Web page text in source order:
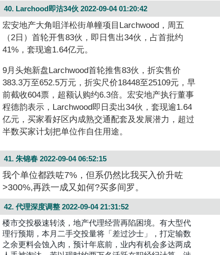
40. Larchood即沽34伙 2022-09-04 01:20:42
宏安地产大角咀洋松街单幢项目Larchwood，周五
（2日）首轮开售83伙，即日售出34伙，占首批约
41%，套现逾1.64亿元。
9月头炮新盘Larchwood首轮推售83伙，折实售价
383.3万至652.5万元，折实尺价18448至25109元，早
前截收604票，超额认购约6.3倍。宏安地产执行董事
程德韵表示，Larchwood即日卖出34伙，套现逾1.64
亿元，买家看好区内成熟交通配套及发展潜力，超过
半数买家计划把单位作自住用途。
41. 朱锦春 2022-09-04 06:52:15
我个单位都跌咗7%，但系仍然比我买入价升咗
>300%,再跌一成又如何?买多间罗。
42. 代理深度调整 2022-09-04 21:31:52
楼市交投极速转淡，地产代理经营再陷困境。有大型代
理行预期，本月二手交投量将「差过沙士」，打定输数
之余更料会蚀入肉，预计年底前，业内有机会多达两成